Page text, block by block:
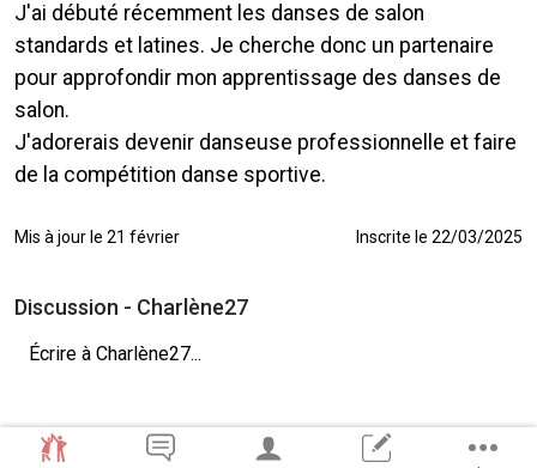
J'ai débuté récemment les danses de salon
standards et latines. Je cherche donc un partenaire
pour approfondir mon apprentissage des danses de
salon.
J'adorerais devenir danseuse professionnelle et faire
de la compétition danse sportive.
Mis à jour le 21 février Inscrite le 22/03/2025
Discussion - Charlène27
Écrire à Charlène27...